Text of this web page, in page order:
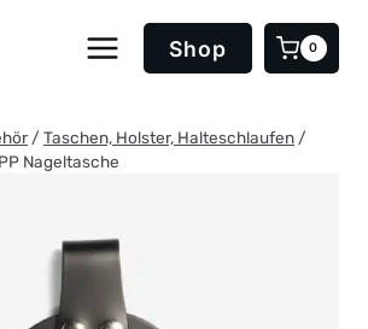
Shop 0
/ Taschen, Holster, Halteschlaufen /
Nageltasche